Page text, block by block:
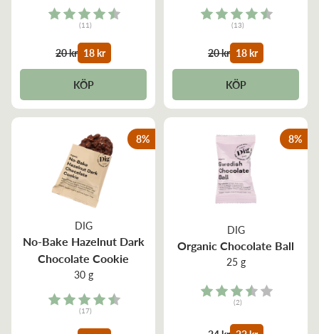
Rating:
(11)
20 kr 18 kr
KÖP
Rating:
(13)
20 kr 18 kr
KÖP
DIG
No-Bake Hazelnut Dark
Chocolate Cookie
30 g
Rating:
(17)
8%
DIG
Organic Chocolate Ball
25 g
Rating:
(2)
8%